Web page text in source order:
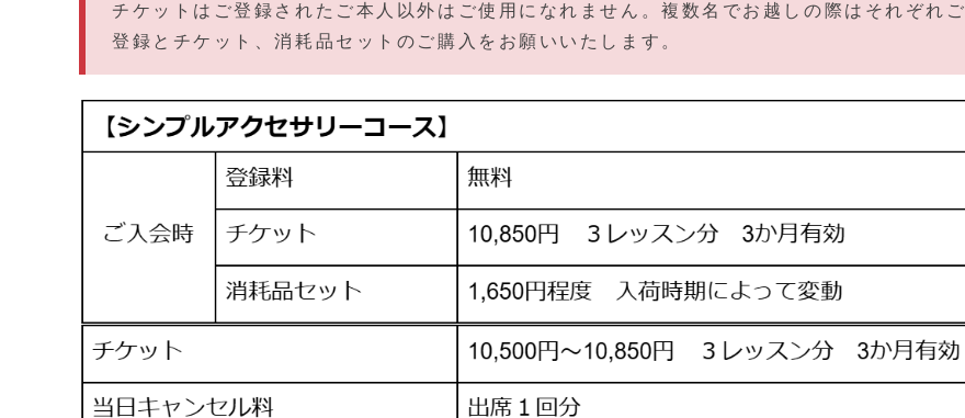
チケットはご登録されたご本人以外はご使用になれません。複数名でお越しの際はそれぞれご
登録とチケット、消耗品セットのご購入をお願いいたします。